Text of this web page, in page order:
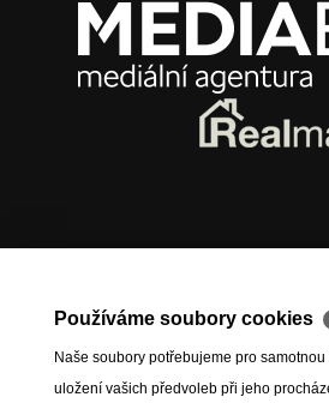
Používáme soubory cookies
Naše soubory potřebujeme pro
uložení vašich předvoleb při jeho